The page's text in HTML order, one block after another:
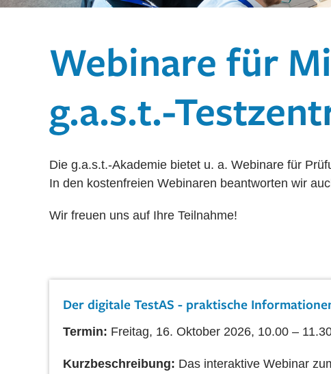
Webinare für
g.a.s.t.-
Die g.a.s.t.-Akademie bietet u. a. Webinare für
In den kostenfreien Webinaren beantworten wir
Wir freuen uns auf Ihre Teilnahme!
Der digitale TestAS - praktische
Termin: Freitag, 16. Oktober 2026, 10.00 –
Kurzbeschreibung: Das interaktive Webinar